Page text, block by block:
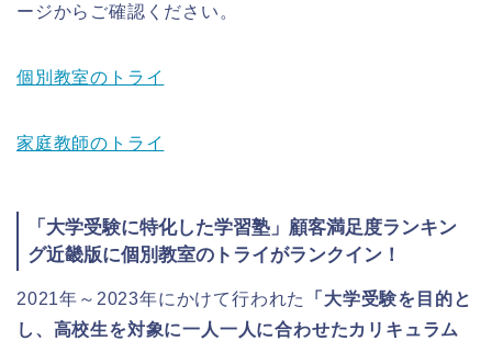
ージからご確認ください。
個別教室のトライ
家庭教師のトライ
「大学受験に特化した学習塾」顧客満足度ランキン
グ近畿版に個別教室のトライがランクイン！
2021年～2023年にかけて行われた
「大学受験を目的と
し、高校生を対象に一人一人に合わせたカリキュラム